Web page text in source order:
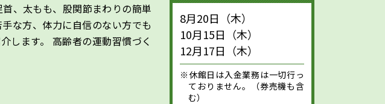
、太もも、股関節まわりの簡単
な方、体力に自信のない方でも
します。 高齢者の運動習慣づく
8月20日（木）
10月15日（木）
12月17日（木）
※休館日は入金業務は一切行っ
ておりません。（券売機も含
む）